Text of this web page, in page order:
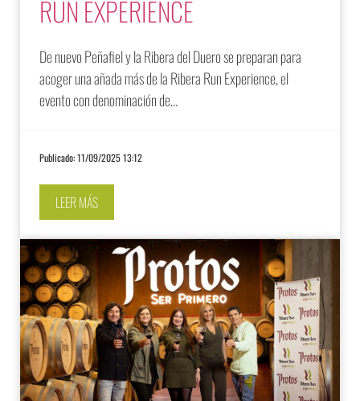
RUN EXPERIENCE
De nuevo Peñafiel y la Ribera del Duero se preparan para
acoger una añada más de la Ribera Run Experience, el
evento con denominación de…
Publicado: 11/09/2025 13:12
LEER MÁS